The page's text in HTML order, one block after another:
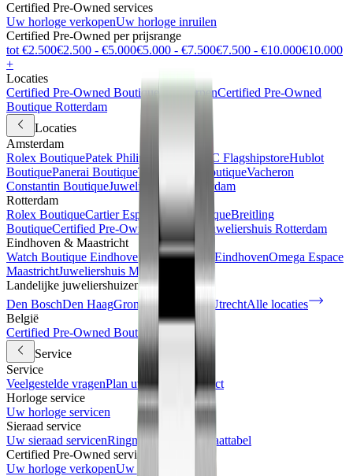
Certified Pre-Owned services
Uw horloge verkopenUw horloge inruilen
Certified Pre-Owned per prijsrange
tot €2.500€2.500 - €5.000€5.000 - €7.500€7.500 - €10.000€10.000
+
Locaties
Certified Pre-Owned Boutique AntwerpenCertified Pre-Owned
Boutique Rotterdam
Locaties
Amsterdam
Rolex BoutiquePatek Philippe Espace IWC FlagshipstoreHublot
BoutiquePanerai BoutiqueTAG Heuer BoutiqueVacheron
Constantin BoutiqueJuweliershuis Amsterdam
Rotterdam
Rolex BoutiqueCartier Espace IWC BoutiqueBreitling
BoutiqueCertified Pre-Owned Boutique
Juweliershuis Rotterdam
Eindhoven & Maastricht
Watch Boutique Eindhoven
Juweliershuis EindhovenOmega Espace
MaastrichtJuweliershuis Maastricht
Landelijke juweliershuizen
Den BoschDen HaagGroningen HaarlemUtrechtAlle locaties
België
Certified Pre-Owned Boutique
Service
Service
Veelgestelde vragenPlan uw bezoek
Contact
Horloge service
Uw horloge servicen
Sieraad service
Uw sieraad servicenRingmaat meten & maattabel
Certified Pre-Owned services
Uw horloge verkopenUw horloge inruilen